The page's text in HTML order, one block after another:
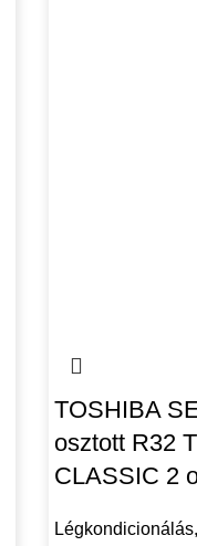
TOSHIBA
osztott R32
CLASSIC 2
Légkondicionálás,